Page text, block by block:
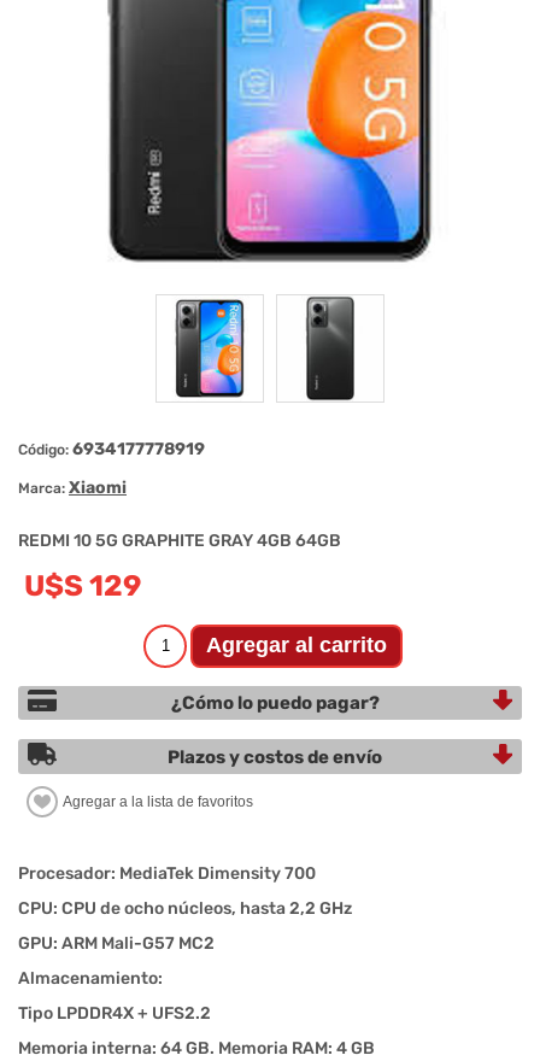
Código: 6934177778919
Marca: Xiaomi
REDMI 10 5G GRAPHITE GRAY 4GB 64GB
U$S 129
¿Cómo lo puedo pagar?
Plazos y costos de envío
Procesador: MediaTek Dimensity 700
CPU: CPU de ocho núcleos, hasta 2,2 GHz
GPU: ARM Mali-G57 MC2
Almacenamiento:
Tipo LPDDR4X + UFS2.2
Memoria interna: 64 GB. Memoria RAM: 4 GB